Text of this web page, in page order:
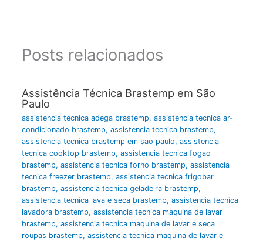
Posts relacionados
Assistência Técnica Brastemp em São
Paulo
assistencia tecnica adega brastemp, assistencia tecnica ar-
condicionado brastemp, assistencia tecnica brastemp,
assistencia tecnica brastemp em sao paulo, assistencia
tecnica cooktop brastemp, assistencia tecnica fogao
brastemp, assistencia tecnica forno brastemp, assistencia
tecnica freezer brastemp, assistencia tecnica frigobar
brastemp, assistencia tecnica geladeira brastemp,
assistencia tecnica lava e seca brastemp, assistencia tecnica
lavadora brastemp, assistencia tecnica maquina de lavar
brastemp, assistencia tecnica maquina de lavar e seca
roupas brastemp, assistencia tecnica maquina de lavar e